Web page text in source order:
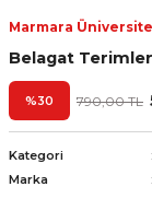
Marmara
Belagat
%30 790,00 TL
Kategori
Marka